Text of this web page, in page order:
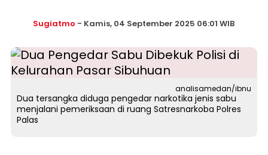
Sugiatmo - Kamis, 04 September 2025 06:01 WIB
analisamedan/ibnu
Dua tersangka diduga pengedar narkotika jenis sabu
menjalani pemeriksaan di ruang Satresnarkoba Polres
Palas